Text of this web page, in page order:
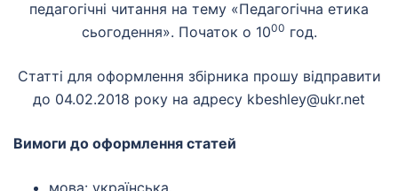
педагогічні читання на тему «Педагогічна етика
сьогодення». Початок о 1000 год.
Статті для оформлення збірника прошу відправити
до 04.02.2018 року на адресу kbeshley@ukr.net
Вимоги до оформлення статей
мова: українська.